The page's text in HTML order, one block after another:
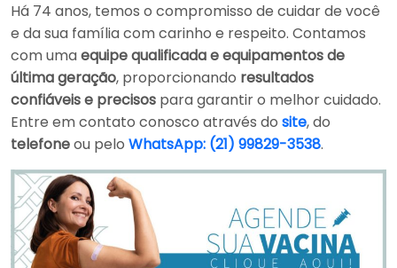
Há 74 anos, temos o compromisso de cuidar de você
e da sua família com carinho e respeito. Contamos
com umaequipe qualificada e equipamentos de
última geração, proporcionando resultados
confiáveis e precisos para garantir o melhor cuidado.
Entre em contato conosco através do site, do
telefoneou pelo WhatsApp: (21) 99829-3538.